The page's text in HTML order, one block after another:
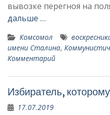
вывозке перегноя на
дальше …
Комсомол
имени Сталина,
Комментарий
Избиратель,
17.07.2019